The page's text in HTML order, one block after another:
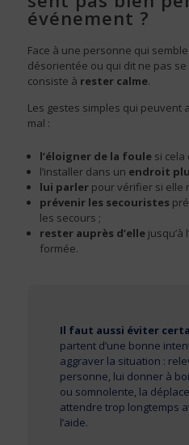
événement ?
Face à une personne qui
désorientée ou qui dit ne pas
consiste à rester calme.
Les gestes simples qui
mal :
l’éloigner de la foule si cela
l’installer dans un endroit
lui parler pour vérifier si elle
prévenir les secouristes
les secours ;
rester auprès d’elle jusqu’à
formée.
Il faut aussi éviter
partent d’une bonne
aggraver la situation :
personne, lui donner à
ou somnolente, la
attendre trop longtemps
l’aide.